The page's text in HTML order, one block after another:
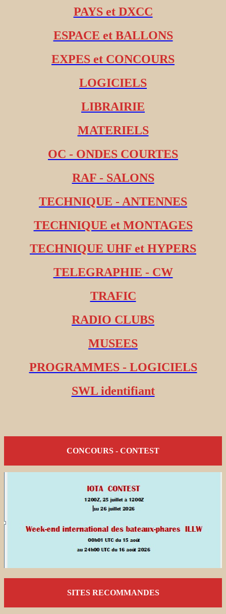
PAYS et DXCC
ESPACE et BALLONS
EXPES et CONCOURS
LOGICIELS
LIBRAIRIE
MATERIELS
OC - ONDES COURTES
RAF - SALONS
TECHNIQUE - ANTENNES
TECHNIQUE et MONTAGES
TECHNIQUE UHF et HYPERS
TELEGRAPHIE - CW
TRAFIC
RADIO CLUBS
MUSEES
PROGRAMMES - LOGICIELS
SWL identifiant
CONCOURS - CONTEST
SITES RECOMMANDES